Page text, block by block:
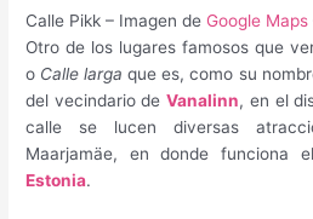
Calle Pikk – Imagen de Google Maps
Otro de los lugares famosos que
o Calle largaque es, como su
del vecindario deVanalinn, en el
calle se lucen diversas
Maarjamäe, en donde funciona
Estonia.